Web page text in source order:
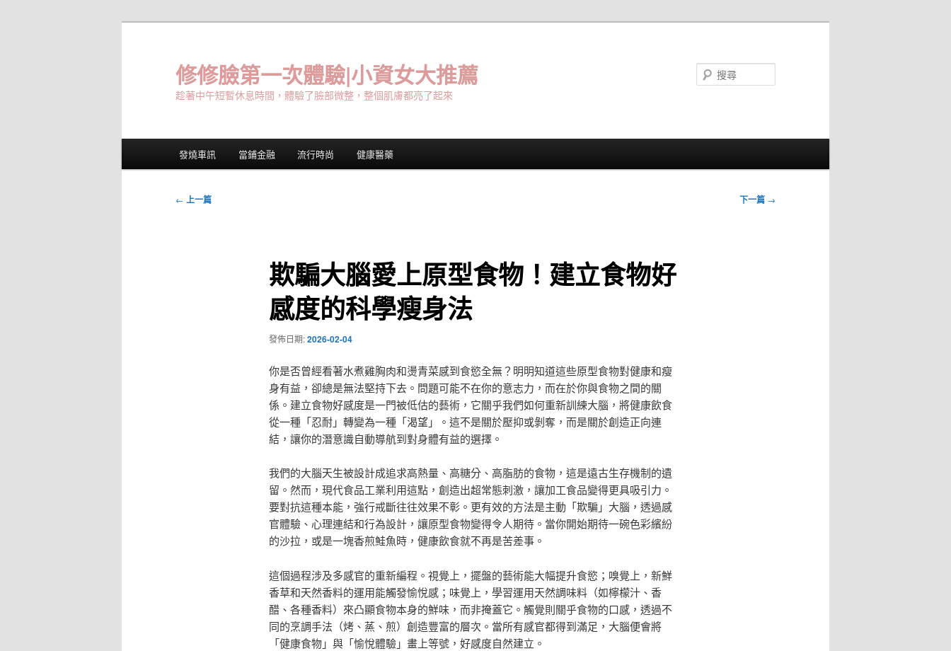
修修臉第一次體驗|小資女大推薦
趁著中午短暫休息時間，體驗了臉部微整，整個肌膚都亮了起來
發燒車訊 當鋪金融 流行時尚 健康醫藥
文
← 上一篇 下一篇 →
欺騙大腦愛上原型食物！建立食物好
感度的科學瘦身法
發佈日期:2026-02-04
你是否曾經看著水煮雞胸肉和燙青菜感到食慾全無？明明知道這些原型食物對健康和瘦
身有益，卻總是無法堅持下去。問題可能不在你的意志力，而在於你與食物之間的關
係。建立食物好感度是一門被低估的藝術，它關乎我們如何重新訓練大腦，將健康飲食
從一種「忍耐」轉變為一種「渴望」。這不是關於壓抑或剝奪，而是關於創造正向連
結，讓你的潛意識自動導航到對身體有益的選擇。
我們的大腦天生被設計成追求高熱量、高糖分、高脂肪的食物，這是遠古生存機制的遺
留。然而，現代食品工業利用這點，創造出超常態刺激，讓加工食品變得更具吸引力。
要對抗這種本能，強行戒斷往往效果不彰。更有效的方法是主動「欺騙」大腦，透過感
官體驗、心理連結和行為設計，讓原型食物變得令人期待。當你開始期待一碗色彩繽紛
的沙拉，或是一塊香煎鮭魚時，健康飲食就不再是苦差事。
這個過程涉及多感官的重新編程。視覺上，擺盤的藝術能大幅提升食慾；嗅覺上，新鮮
香草和天然香料的運用能觸發愉悅感；味覺上，學習運用天然調味料（如檸檬汁、香
醋、各種香料）來凸顯食物本身的鮮味，而非掩蓋它。觸覺則關乎食物的口感，透過不
同的烹調手法（烤、蒸、煎）創造豐富的層次。當所有感官都得到滿足，大腦便會將
「健康食物」與「愉悅體驗」畫上等號，好感度自然建立。